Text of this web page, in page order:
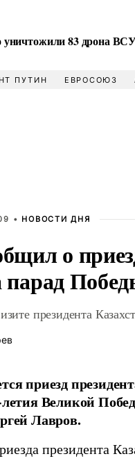
уничтожили 83 дрона
ПУТИН ЕВРОСОЮЗ
• НОВОСТИ ДНЯ
о
парад
президента
приезд
Великой
Лавров.
президента